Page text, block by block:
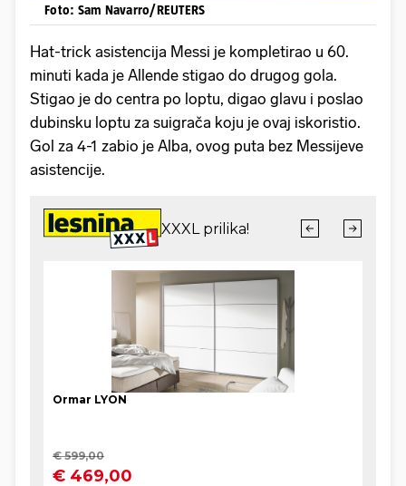
Foto: Sam Navarro/REUTERS
Hat-trick asistencija Messi je kompletirao u 60.
minuti kada je Allende stigao do drugog gola.
Stigao je do centra po loptu, digao glavu i poslao
dubinsku loptu za suigrača koju je ovaj iskoristio.
Gol za 4-1 zabio je Alba, ovog puta bez Messijeve
asistencije.